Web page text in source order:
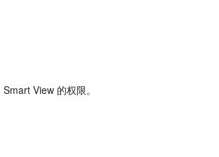
View 的权限。